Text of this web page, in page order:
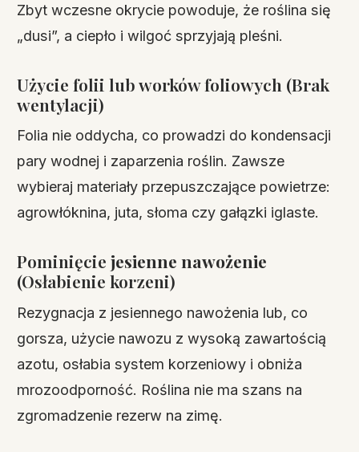
Zbyt wczesne okrycie powoduje, że roślina się
„dusi”, a ciepło i wilgoć sprzyjają pleśni.
Użycie folii lub worków foliowych (Brak
wentylacji)
Folia nie oddycha, co prowadzi do kondensacji
pary wodnej i zaparzenia roślin. Zawsze
wybieraj materiały przepuszczające powietrze:
agrowłóknina, juta, słoma czy gałązki iglaste.
Pominięciejesienne nawożenie
(Osłabienie korzeni)
Rezygnacja z jesiennego nawożenia lub, co
gorsza, użycie nawozu z wysoką zawartością
azotu, osłabia system korzeniowy i obniża
mrozoodporność. Roślina nie ma szans na
zgromadzenie rezerw na zimę.